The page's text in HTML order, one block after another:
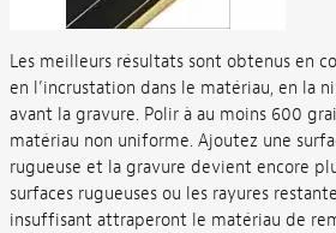
Les meilleurs résultats sont obtenus en
en l’incrustation dans le matériau, en la
avant la gravure. Polir à au moins 600
matériau non uniforme. Ajoutez une
rugueuse et la gravure devient encore
surfaces rugueuses ou les rayures
insuffisant attraperont le matériau de